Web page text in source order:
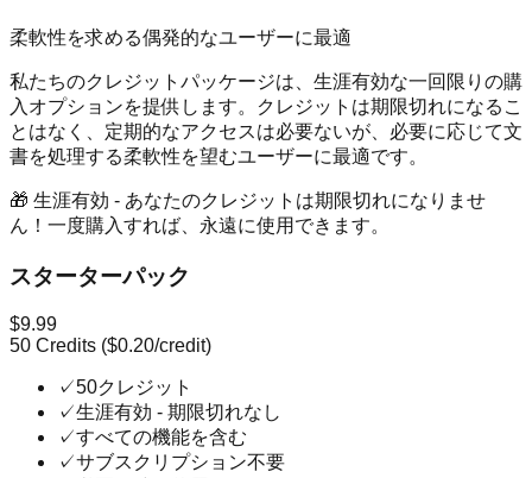
柔軟性を求める偶発的なユーザーに最適
私たちのクレジットパッケージは、生涯有効な一回限りの購
入オプションを提供します。クレジットは期限切れになるこ
とはなく、定期的なアクセスは必要ないが、必要に応じて文
書を処理する柔軟性を望むユーザーに最適です。
🎁 生涯有効 - あなたのクレジットは期限切れになりませ
ん！一度購入すれば、永遠に使用できます。
スターターパック
$9.99
50 Credits ($0.20/credit)
✓50クレジット
✓生涯有効 - 期限切れなし
✓すべての機能を含む
✓サブスクリプション不要